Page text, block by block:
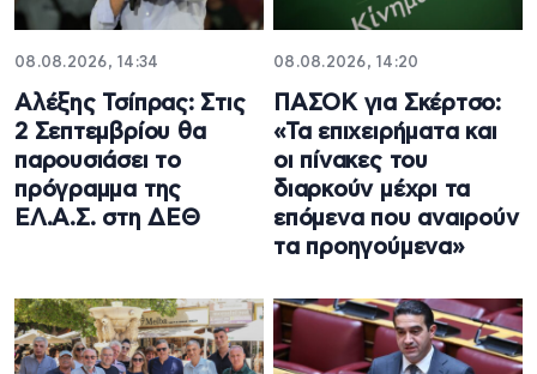
08.08.2026, 14:34
Αλέξης Τσίπρας: Στις
2 Σεπτεμβρίου θα
παρουσιάσει το
πρόγραμμα της
ΕΛ.Α.Σ. στη ΔΕΘ
08.08.2026, 14:20
ΠΑΣΟΚ για Σκέρτσο:
«Τα επιχειρήματα και
οι πίνακες του
διαρκούν μέχρι τα
επόμενα που αναιρούν
τα προηγούμενα»